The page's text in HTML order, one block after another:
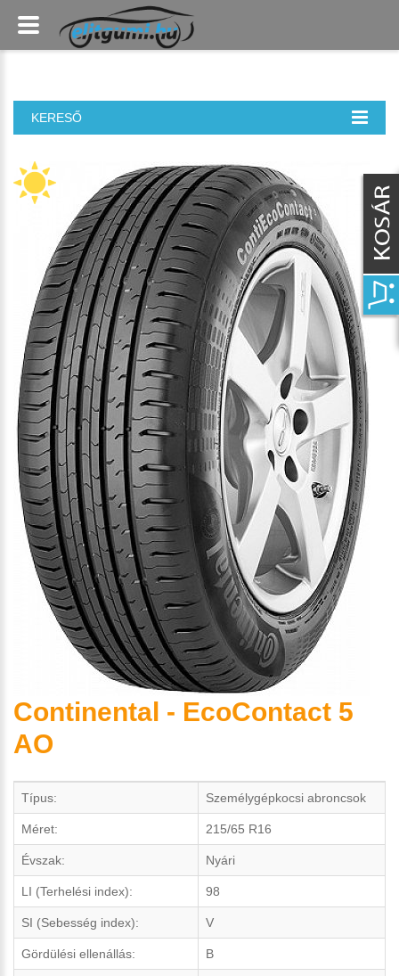
KERESŐ
Continental - EcoContact 5
AO
Típus: Személygépkocsi abroncsok
Méret: 215/65 R16
Évszak: Nyári
LI (Terhelési index): 98
SI (Sebesség index): V
Gördülési ellenállás: B